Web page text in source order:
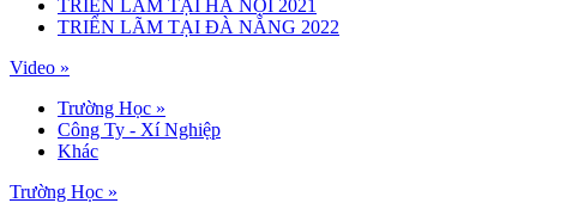
TRIỂN LÃM TẠI HÀ NỘI 2021
TRIỂN LÃM TẠI ĐÀ NẴNG 2022
Video »
Trường Học »
Công Ty - Xí Nghiệp
Khác
Trường Học »